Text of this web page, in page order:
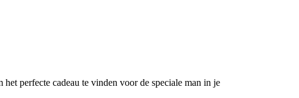
perfecte cadeau te vinden voor de speciale man in je